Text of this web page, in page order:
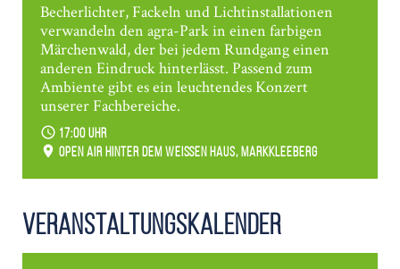
Becherlichter, Fackeln und Lichtinstallationen
verwandeln den agra-Park in einen farbigen
Märchenwald, der bei jedem Rundgang einen
anderen Eindruck hinterlässt. Passend zum
Ambiente gibt es ein leuchtendes Konzert
unserer Fachbereiche.
17:00 Uhr
Open Air hinter dem weißen Haus, Markkleeberg
Veranstaltungs­kalender